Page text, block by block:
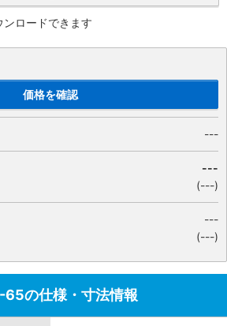
ロードできます
価格を確認
---
---
(---)
---
(---)
の仕様・寸法情報